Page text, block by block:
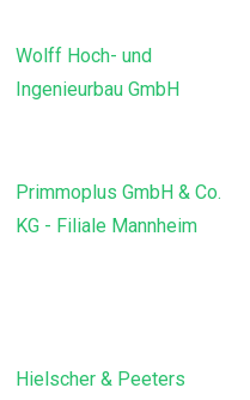
Wolff Hoch- und
Ingenieurbau GmbH
Primmoplus GmbH & Co.
KG - Filiale Mannheim
Hielscher & Peeters